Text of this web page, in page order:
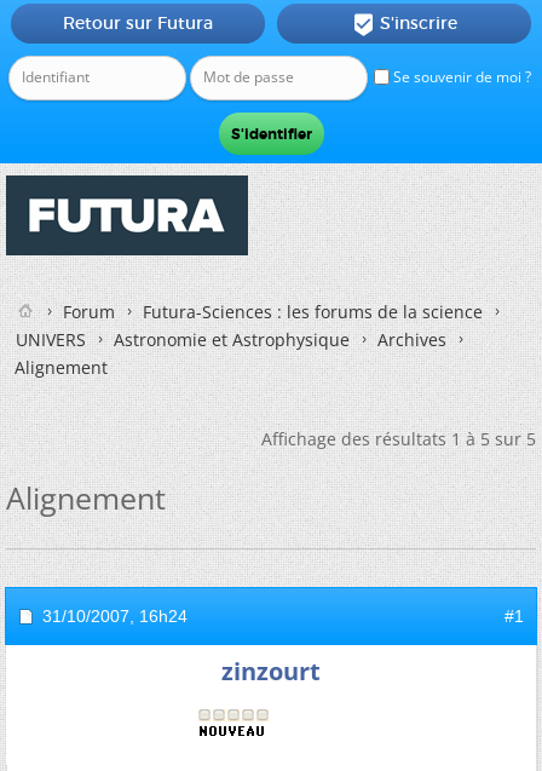
Se souvenir de moi ?
Retour sur Futura  S'inscrire
Forum
Futura-Sciences : les forums de la science
UNIVERS
Astronomie et Astrophysique
Archives
Alignement
Affichage des résultats 1 à 5 sur 5
Alignement
31/10/2007, 16h24 #1
zinzourt